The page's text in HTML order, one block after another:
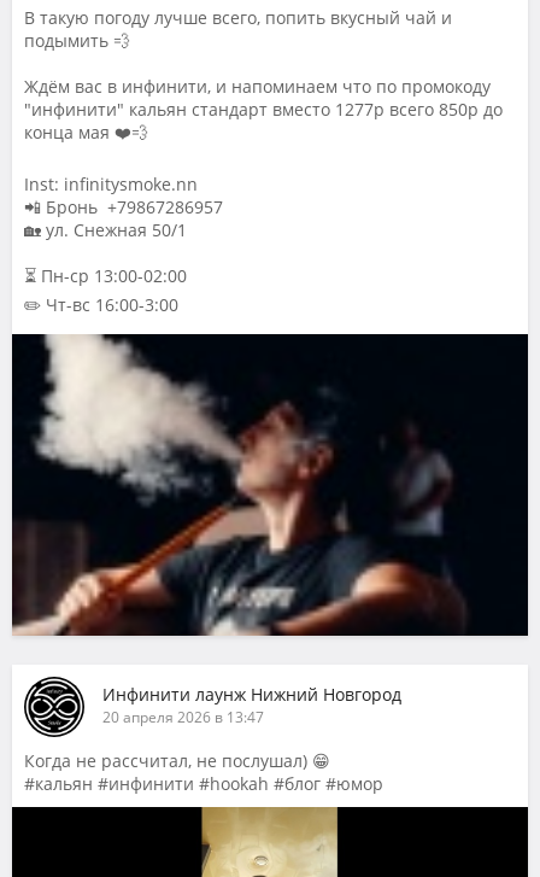
В такую погоду лучше всего, попить вкусный чай и
подымить 💨
Ждём вас в инфинити, и напоминаем что по промокоду
"инфинити" кальян стандарт вместо 1277р всего 850р до
конца мая ❤️💨
Inst: infinitysmoke.nn
📲 Бронь +79867286957
🏡 ул. Снежная 50/1
⏳ Пн-ср 13:00-02:00
✏️ Чт-вс 16:00-3:00
Инфинити лаунж Нижний Новгород
20 апреля 2026 в 13:47
Когда не рассчитал, не послушал) 😁
#кальян #инфинити #hookah #блог #юмор